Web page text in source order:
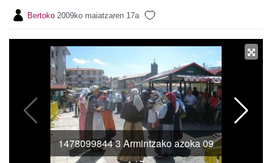
Bertoko 2009ko maiatzaren 17a